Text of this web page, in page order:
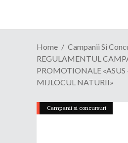
Home
Campanii Si
REGULAMENTUL
PROMOTIONALE «ASUS
MIJLOCUL NATURII»
Campanii si concursuri